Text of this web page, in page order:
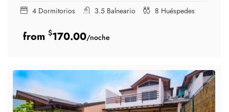
4 Dormitorios 3.5 Balneario 8 Huéspedes
$170.00/noche